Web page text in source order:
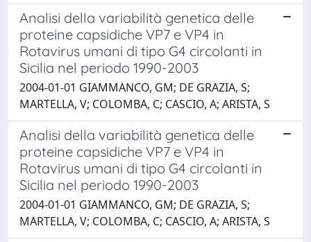
Analisi della variabilità genetica delle
proteine capsidiche VP7 e VP4 in
Rotavirus umani di tipo G4 circolanti in
Sicilia nel periodo 1990-2003
2004-01-01 GIAMMANCO, GM; DE GRAZIA, S;
MARTELLA, V; COLOMBA, C; CASCIO, A; ARISTA, S
Analisi della variabilità genetica delle
proteine capsidiche VP7 e VP4 in
Rotavirus umani di tipo G4 circolanti in
Sicilia nel periodo 1990-2003
2004-01-01 GIAMMANCO, GM; DE GRAZIA, S;
MARTELLA, V; COLOMBA, C; CASCIO, A; ARISTA, S